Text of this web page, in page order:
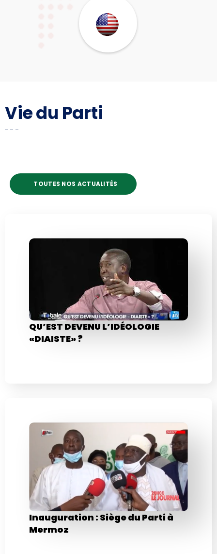
Vie du Parti
TOUTES NOS ACTUALITÉS
QU’EST DEVENU L’IDÉOLOGIE
«DIAISTE» ?
Inauguration : Siège du Parti à
Mermoz